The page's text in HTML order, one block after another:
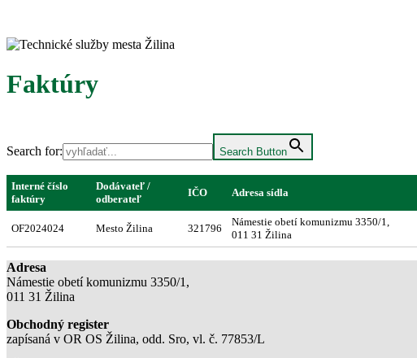
Faktúry
Search for: Search Button
Interné číslo
faktúry
Dodávateľ /
odberateľ
IČO Adresa sídla
OF2024024 Mesto Žilina 321796
Námestie obetí komunizmu 3350/1,
011 31 Žilina
Adresa
Námestie obetí komunizmu 3350/1,
011 31 Žilina
Obchodný register
zapísaná v OR OS Žilina, odd. Sro, vl. č. 77853/L